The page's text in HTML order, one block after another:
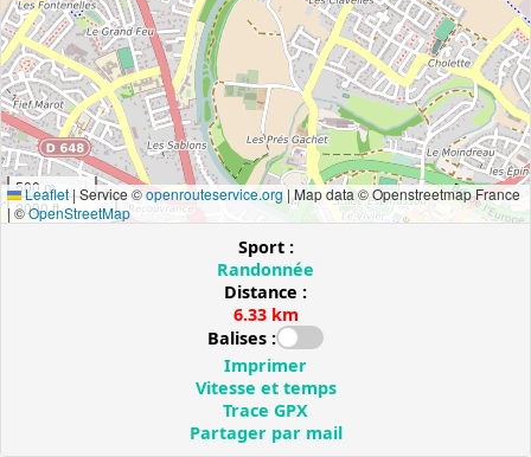
500 m
2000 ft
Leaflet|Service ©openrouteservice.org| Map data © Openstreetmap France
| ©OpenStreetMap
Sport :
Randonnée
Distance :
6.33 km
Balises :
Imprimer
Vitesse et temps
Trace GPX
Partager par mail